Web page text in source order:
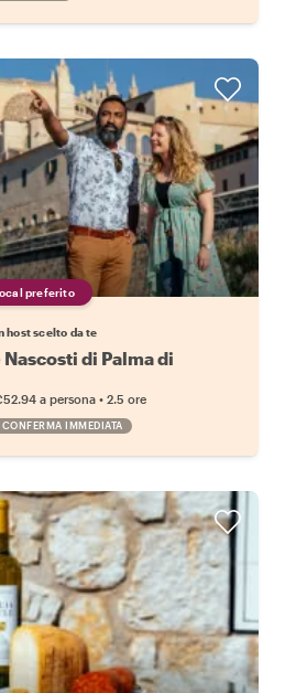
preferito
host scelto da te
di Palma di
a persona • 2.5 ore
CONFERMA IMMEDIATA